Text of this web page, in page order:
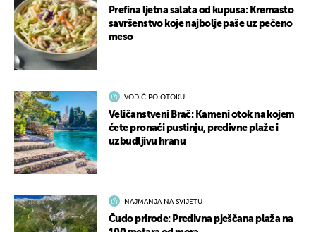
Prefina ljetna salata od kupusa: Kremasto
savršenstvo koje najbolje paše uz pečeno
meso
VODIČ PO OTOKU
Veličanstveni Brač: Kameni otok na kojem
ćete pronaći pustinju, predivne plaže i
uzbudljivu hranu
NAJMANJA NA SVIJETU
Čudo prirode: Predivna pješčana plaža na